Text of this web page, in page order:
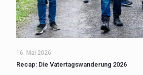
16. Mai 2026
Recap: Die Vatertagswanderung 2026